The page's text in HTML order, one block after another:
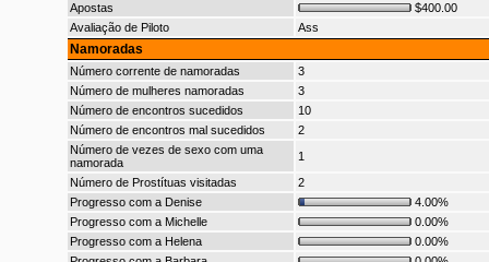
Apostas
$400.00
Avaliação de Piloto
Ass
Namoradas
Número corrente de namoradas
3
Número de mulheres namoradas
3
Número de encontros sucedidos
10
Número de encontros mal sucedidos
2
Número de vezes de sexo com uma
namorada
1
Número de Prostítuas visitadas
2
Progresso com a Denise
4.00%
Progresso com a Michelle
0.00%
Progresso com a Helena
0.00%